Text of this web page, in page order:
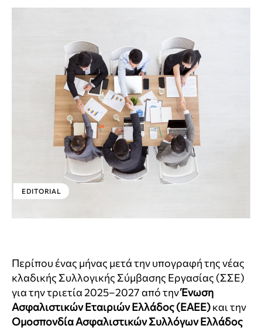
EDITORIAL
Περίπου ένας μήνας μετά την υπογραφή της νέας
κλαδικής Συλλογικής Σύμβασης Εργασίας (ΣΣΕ)
για την τριετία 2025–2027 από τηνΈνωση
Ασφαλιστικών Εταιριών Ελλάδος (ΕΑΕΕ)και την
Ομοσπονδία Ασφαλιστικών Συλλόγων Ελλάδος